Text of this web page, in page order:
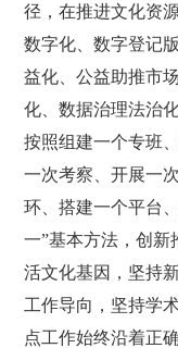
径，在推进文化资
数字化、数字登记
益化、公益助推市
化、数据治理法治
按照组建一个专班
一次考察、开展一
环、搭建一个平台
一”基本方法，创新
活文化基因，坚持
工作导向，坚持学
点工作始终沿着正